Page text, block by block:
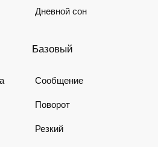
Дневной сон
Базовый
Сообщение
Поворот
Резкий